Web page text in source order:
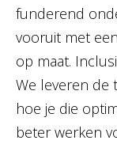
funderend
vooruit met
op maat.
We leveren de
hoe je die
beter werken